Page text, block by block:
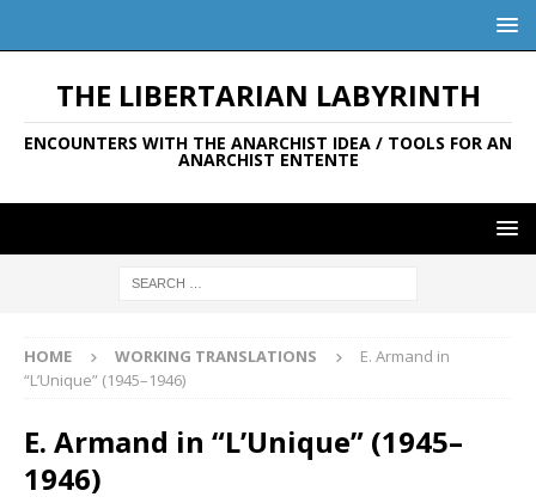
THE LIBERTARIAN LABYRINTH
ENCOUNTERS WITH THE ANARCHIST IDEA / TOOLS FOR AN
ANARCHIST ENTENTE
HOME WORKING TRANSLATIONS
E. Armand in
“L’Unique” (1945–1946)
E. Armand in “L’Unique” (1945–
1946)